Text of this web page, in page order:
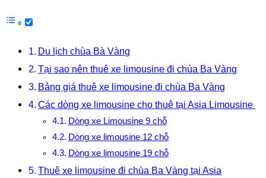
Du lịch chùa Bà Vàng
Tại sao nên thuê xe limousine đi chùa Ba Vàng
Bảng giá thuê xe limousine đi chùa Ba Vàng
Các dòng xe limousine cho thuê tại Asia Limousine
Dòng xe Limousine 9 chỗ
Dòng xe limousine 12 chỗ
Dòng xe limousine 19 chỗ
Thuê xe limousine đi chùa Ba Vàng tại Asia